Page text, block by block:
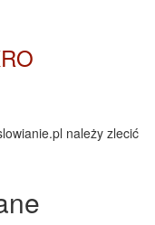
należy zlecić